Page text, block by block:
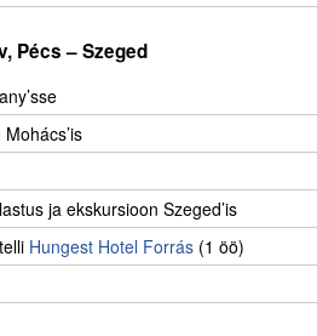
Pécs – Szeged
ja ekskursioon Szeged’is
Hungest Hotel Forrás (1 öö)